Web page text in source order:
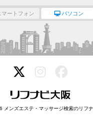
Ｗセラピスト
こだわり条件を変更
マートフォン パソコン
メンズエステ・マッサージ検索のリフ